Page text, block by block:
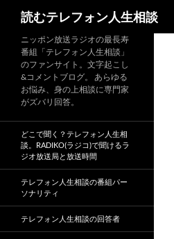
読むテレフォン人生相談
ニッポン放送ラジオの最長寿
番組「テレフォン人生相談」
のファンサイト。文字起こし
&コメントブログ。 あらゆる
お悩み、身の上相談に専門家
がズバリ回答。
どこで聞く？テレフォン人生相
談。RADIKO(ラジコ)で聞けるラ
ジオ放送局と放送時間
テレフォン人生相談の番組パー
ソナリティ
テレフォン人生相談の回答者